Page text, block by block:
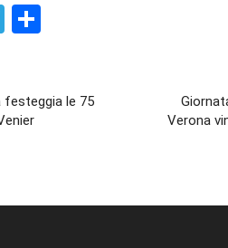
Telegram
festeggia le 75
Verona